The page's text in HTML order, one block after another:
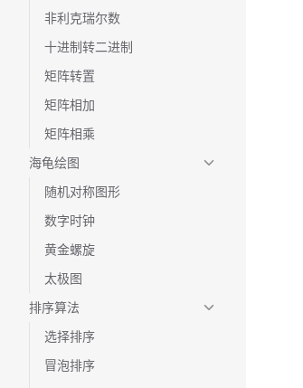
非利克瑞尔数
十进制转二进制
矩阵转置
矩阵相加
矩阵相乘
海龟绘图
随机对称图形
数字时钟
黄金螺旋
太极图
排序算法
选择排序
冒泡排序